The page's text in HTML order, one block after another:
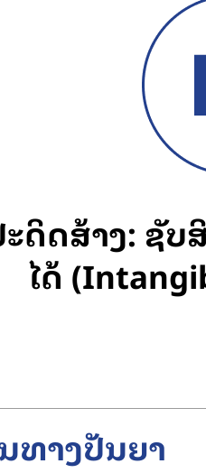
ດິດສ້າງ: ຊັ
ໄດ້
ທາງປັນຍາ